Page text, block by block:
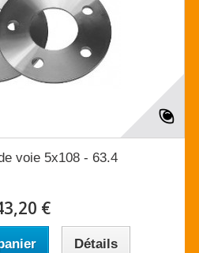
voie 5x108 - 63.4
€
Détails